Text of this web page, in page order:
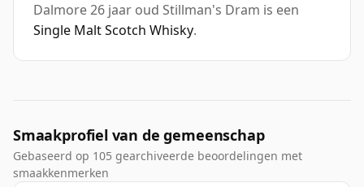
Dalmore 26 jaar oud Stillman's Dram is een
Single Malt Scotch Whisky.
Smaakprofiel van de gemeenschap
Gebaseerd op 105 gearchiveerde beoordelingen met
smaakkenmerken